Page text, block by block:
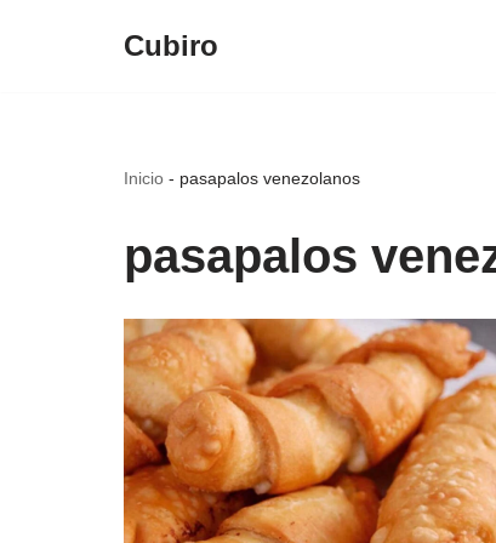
Cubiro
Inicio - pasapalos venezolanos
pasapalos